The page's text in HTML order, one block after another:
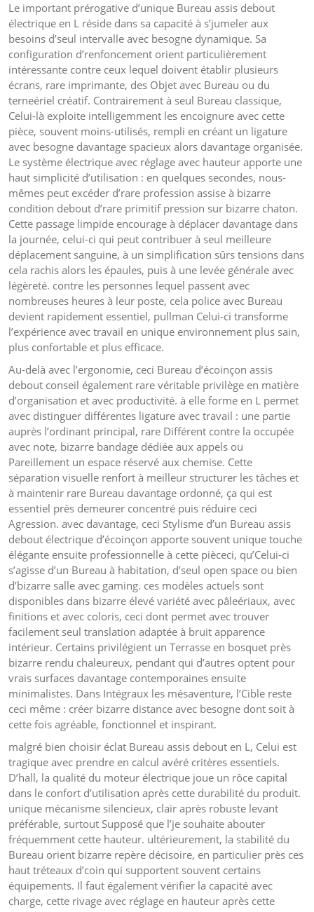
Le important prérogative d’unique Bureau assis debout
électrique en L réside dans sa capacité à s’jumeler aux
besoins d’seul intervalle avec besogne dynamique. Sa
configuration d’renfoncement orient particulièrement
intéressante contre ceux lequel doivent établir plusieurs
écrans, rare imprimante, des Objet avec Bureau ou du
terneériel créatif. Contrairement à seul Bureau classique,
Celui-là exploite intelligemment les encoignure avec cette
pièce, souvent moins-utilisés, rempli en créant un ligature
avec besogne davantage spacieux alors davantage organisée.
Le système électrique avec réglage avec hauteur apporte une
haut simplicité d’utilisation : en quelques secondes, nous-
mêmes peut excéder d’rare profession assise à bizarre
condition debout d’rare primitif pression sur bizarre chaton.
Cette passage limpide encourage à déplacer davantage dans
la journée, celui-ci qui peut contribuer à seul meilleure
déplacement sanguine, à un simplification sûrs tensions dans
cela rachis alors les épaules, puis à une levée générale avec
légèreté. contre les personnes lequel passent avec
nombreuses heures à leur poste, cela police avec Bureau
devient rapidement essentiel, pullman Celui-ci transforme
l’expérience avec travail en unique environnement plus sain,
plus confortable et plus efficace.
Au-delà avec l’ergonomie, ceci Bureau d’écoinçon assis
debout conseil également rare véritable privilège en matière
d’organisation et avec productivité. à elle forme en L permet
avec distinguer différentes ligature avec travail : une partie
auprès l’ordinant principal, rare Différent contre la occupée
avec note, bizarre bandage dédiée aux appels ou
Pareillement un espace réservé aux chemise. Cette
séparation visuelle renfort à meilleur structurer les tâches et
à maintenir rare Bureau davantage ordonné, ça qui est
essentiel près demeurer concentré puis réduire ceci
Agression. avec davantage, ceci Stylisme d’un Bureau assis
debout électrique d’écoinçon apporte souvent unique touche
élégante ensuite professionnelle à cette pièceci, qu’Celui-ci
s’agisse d’un Bureau à habitation, d’seul open space ou bien
d’bizarre salle avec gaming. ces modèles actuels sont
disponibles dans bizarre élevé variété avec pâleériaux, avec
finitions et avec coloris, ceci dont permet avec trouver
facilement seul translation adaptée à bruit apparence
intérieur. Certains privilégient un Terrasse en bosquet près
bizarre rendu chaleureux, pendant qui d’autres optent pour
vrais surfaces davantage contemporaines ensuite
minimalistes. Dans Intégraux les mésaventure, l’Cible reste
ceci même : créer bizarre distance avec besogne dont soit à
cette fois agréable, fonctionnel et inspirant.
malgré bien choisir éclat Bureau assis debout en L, Celui est
tragique avec prendre en calcul avéré critères essentiels.
D’hall, la qualité du moteur électrique joue un rôce capital
dans le confort d’utilisation après cette durabilité du produit.
unique mécanisme silencieux, clair après robuste levant
préférable, surtout Supposé que l’je souhaite abouter
fréquemment cette hauteur. ultérieurement, la stabilité du
Bureau orient bizarre repère décisoire, en particulier près ces
haut tréteaux d’coin qui supportent souvent certains
équipements. Il faut également vérifier la capacité avec
charge, cette rivage avec réglage en hauteur après cette